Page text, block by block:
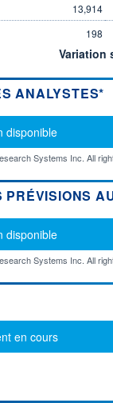
13,914
198
Variation
ANALYSTES*
disponible
Systems Inc. All
PRÉVISIONS
disponible
Systems Inc. All
en cours